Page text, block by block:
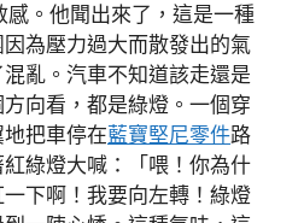
感。他聞出來了，這是一種
為壓力過大而散發出的氣
亂。汽車不知道該走還是
向看，都是綠燈。一個穿
把車停在藍寶堅尼零件路
綠燈大喊：「喂！你為什
下啊！我要向左轉！綠燈